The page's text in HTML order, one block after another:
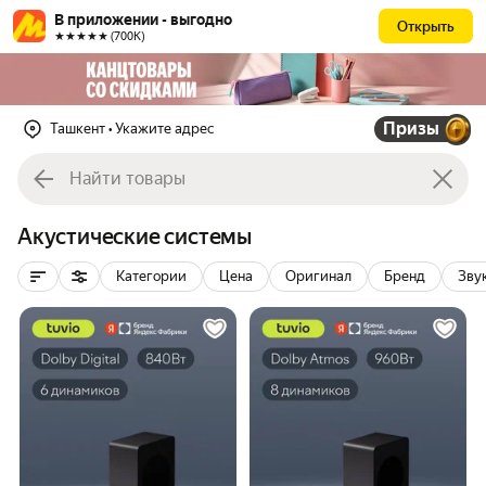
В приложении - выгодно
★★★★★ (700К)
Открыть
Ташкент • Укажите адрес Призы
Акустические системы
Категории Цена Оригинал Бренд